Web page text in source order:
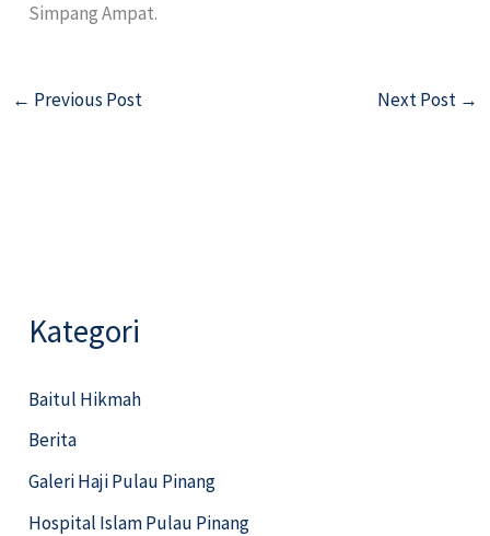
Simpang Ampat.
← Previous Post Next Post →
Kategori
Baitul Hikmah
Berita
Galeri Haji Pulau Pinang
Hospital Islam Pulau Pinang